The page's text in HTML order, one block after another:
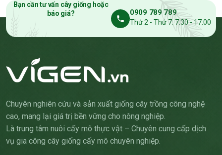
Bạn cần tư vấn cây giống hoặc
báo giá?
0909 789 789
Thứ 2 - Thứ 7: 7:30 - 17:00
Chuyên nghiên cứu và sản xuất giống cây trồng công nghệ
cao, mang lại giá trị bền vững cho nông nghiệp.
Là trung tâm nuôi cấy mô thực vật – Chuyên cung cấp dịch
vụ gia công cây giống cấy mô chuyên nghiệp.